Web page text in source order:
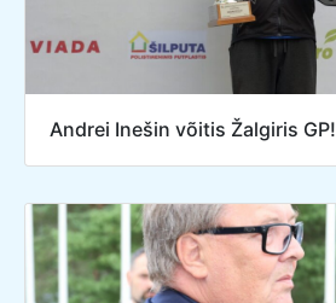
Andrei Inešin võitis Žalgiris GP!